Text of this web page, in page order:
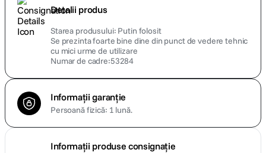
10. dji osmo
Detalii produs
Starea produsului Putin folosit
Se prezinta foarte bine dine din punct de vedere tehnic
cu mici urme de utilizare
Numar de cadre:53284
Informații garanție
Persoană fizică: 1 lună.
Informații produse consignație